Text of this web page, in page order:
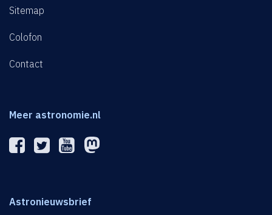
Sitemap
Colofon
Contact
Meer astronomie.nl
Astronieuwsbrief